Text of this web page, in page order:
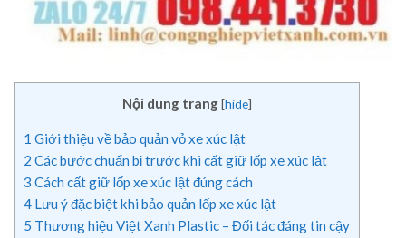
Nội dung trang [hide]
1 Giới thiệu về bảo quản vỏ xe xúc lật
2 Các bước chuẩn bị trước khi cất giữ lốp xe xúc lật
3 Cách cất giữ lốp xe xúc lật đúng cách
4 Lưu ý đặc biệt khi bảo quản lốp xe xúc lật
5 Thương hiệu Việt Xanh Plastic – Đối tác đáng tin cậy